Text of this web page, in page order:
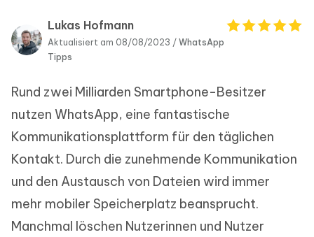
PDF
Editor
Neu
Lukas Hofmann
Aktualisiert am 08/08/2023 / WhatsApp
Tipps
Rund zwei Milliarden Smartphone-Besitzer
nutzen WhatsApp, eine fantastische
Kommunikationsplattform für den täglichen
Kontakt. Durch die zunehmende Kommunikation
und den Austausch von Dateien wird immer
mehr mobiler Speicherplatz beansprucht.
Manchmal löschen Nutzerinnen und Nutzer